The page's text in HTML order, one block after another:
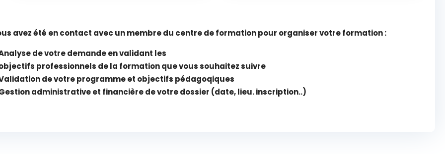
avez été en contact avec un membre du centre de formation pour organiser votre formation :
de votre demande en validant les
professionnels de la formation que vous souhaitez suivre
de votre programme et objectifs pédagoqiques
administrative et financière de votre dossier (date, lieu. inscription..)